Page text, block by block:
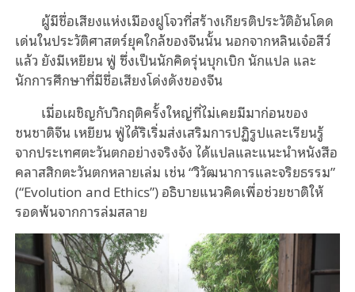
ผู้มีชื่อเสียงแห่งเมืองฝูโจวที่สร้างเกียรติประวัติอันโดด
เด่นในประวัติศาสตร์ยุคใกล้ของจีนนั้น นอกจากหลินเจ๋อสีว์
แล้ว ยังมีเหยียน ฟู่ ซึ่งเป็นนักคิดรุ่นบุกเบิก นักแปล และ
นักการศึกษาที่มีชื่อเสียงโด่งดังของจีน
เมื่อเผชิญกับวิกฤติครั้งใหญ่ที่ไม่เคยมีมาก่อนของ
ชนชาติจีน เหยียน ฟู่ได้ริเริ่มส่งเสริมการปฏิรูปและเรียนรู้
จากประเทศตะวันตกอย่างจริงจัง ได้แปลและแนะนำหนังสือ
คลาสสิกตะวันตกหลายเล่ม เช่น “วิวัฒนาการและจริยธรรม”
(“Evolution and Ethics”) อธิบายแนวคิดเพื่อช่วยชาติให้
รอดพ้นจากการล่มสลาย